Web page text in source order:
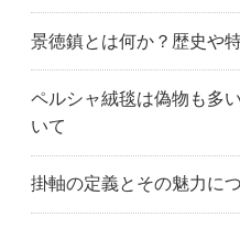
景徳鎮とは何か？歴史や
ペルシャ絨毯は偽物も多
いて
掛軸の定義とその魅力に